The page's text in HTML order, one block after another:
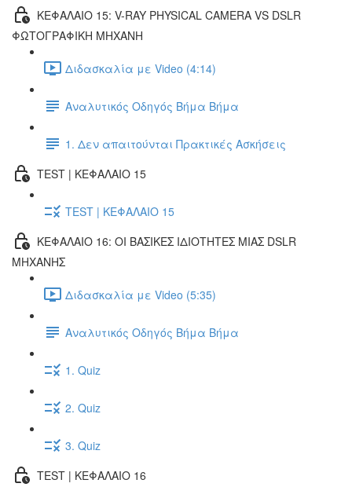
ΚΕΦΑΛΑΙΟ 15: V-RAY PHYSICAL CAMERA VS DSLR
ΦΩΤΟΓΡΑΦΙΚΗ ΜΗΧΑΝΗ
Διδασκαλία με Video (4:14)
Αναλυτικός Οδηγός Βήμα Βήμα
1. Δεν απαιτούνται Πρακτικές Ασκήσεις
TEST | ΚΕΦΑΛΑΙΟ 15
TEST | ΚΕΦΑΛΑΙΟ 15
ΚΕΦΑΛΑΙΟ 16: ΟΙ ΒΑΣΙΚΕΣ ΙΔΙΟΤΗΤΕΣ ΜΙΑΣ DSLR
ΜΗΧΑΝΗΣ
Διδασκαλία με Video (5:35)
Αναλυτικός Οδηγός Βήμα Βήμα
1. Quiz
2. Quiz
3. Quiz
TEST | ΚΕΦΑΛΑΙΟ 16